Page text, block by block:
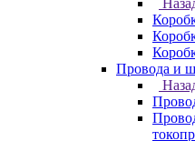
Провода и